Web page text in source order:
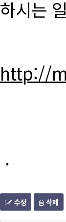
하시는
http://
.
수정 삭제